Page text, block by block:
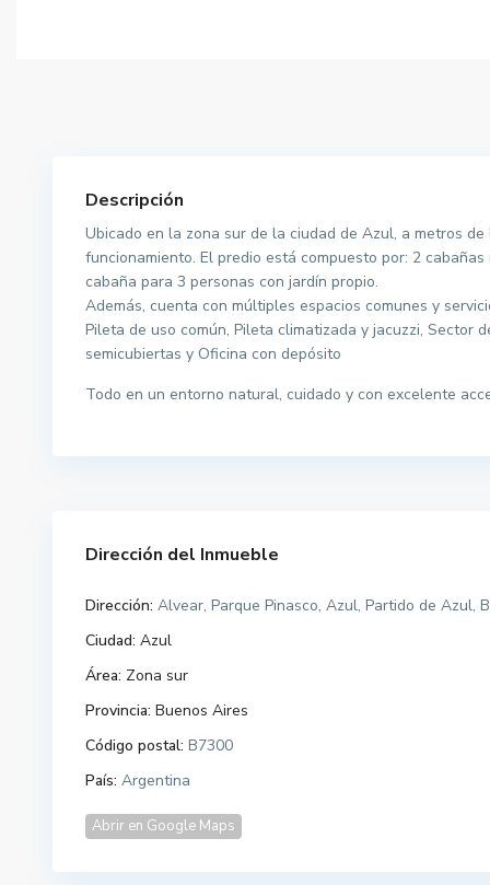
Descripción
Ubicado en la zona sur de la ciudad de Azul, a metros
funcionamiento. El predio está compuesto por: 2
cabaña para 3 personas con jardín propio.
Además, cuenta con múltiples espacios comunes y
Pileta de uso común, Pileta climatizada y jacuzzi, Sector
semicubiertas y Oficina con depósito
Todo en un entorno natural, cuidado y con excelente
Dirección del Inmueble
Dirección: Alvear, Parque Pinasco, Azul, Partido de Azul,
Ciudad: Azul
Área: Zona sur
Provincia: Buenos Aires
Código postal: B7300
País: Argentina
Abrir en Google Maps